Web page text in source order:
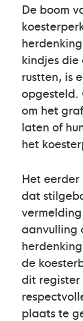
De boom
kindjes
rustten, is
opgesteld.
om het
laten of
het
Het
dat
aanvulling
de
dit register
plaats te